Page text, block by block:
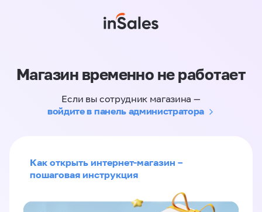
Магазин временно не работает
Если вы сотрудник магазина —
войдите в панель администратора
Как открыть интернет-магазин –
пошаговая инструкция